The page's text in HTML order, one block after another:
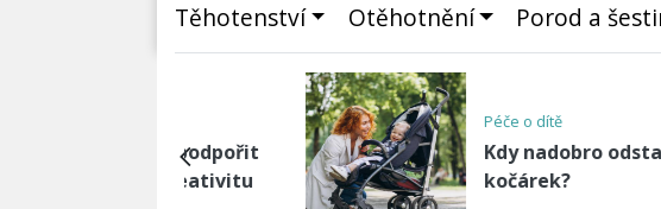
Těhotenství Otěhotnění Porod a
Děti
Když dítě odmítá
matku